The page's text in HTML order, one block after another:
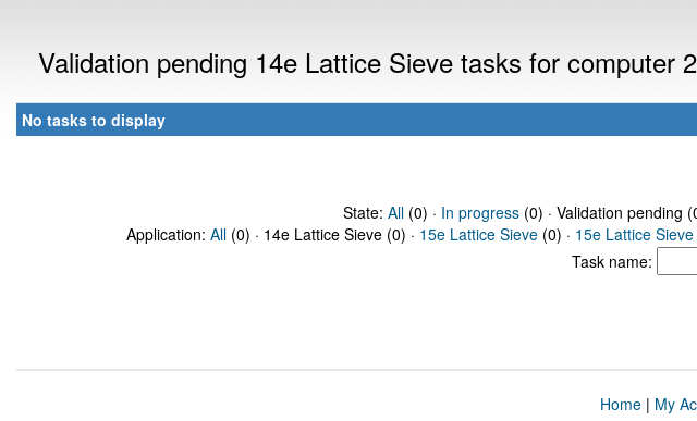
Validation pending 14e Lattice Sieve tasks for computer
No tasks to display
State: All(0) · In progress(0) · Validation pending
Application: All (0) · 14e Lattice Sieve (0) · 15e Lattice Sieve (0) · 15e Lattice
Task name:
Home| My